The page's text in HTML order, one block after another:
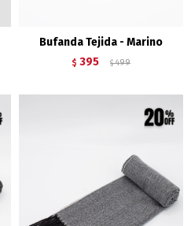
Bufanda Tejida - Marino
$ 395 $ 499